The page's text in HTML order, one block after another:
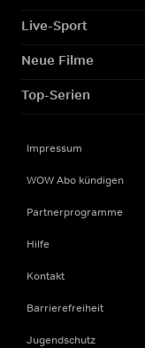
Live-Sport
Neue Filme
Top-Serien
Impressum
WOW Abo kündigen
Partnerprogramme
Hilfe
Kontakt
Barrierefreiheit
Jugendschutz